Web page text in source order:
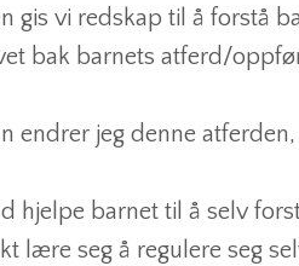
gis vi redskap til å forstå
bak barnets atferd/
endrer jeg denne
hjelpe barnet til å selv
lære seg å regulere seg